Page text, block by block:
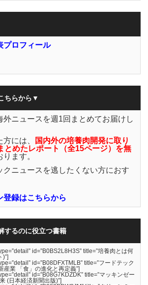
プロフィール
ちらから▼
外ニュースを週1回まとめてお届けし
には、
国内外の培養肉開発に取り
とめたレポート（全15ページ）を無
ます。
クニュースを逃したくない方におす
録はこちらから
するのに役立つ書籍
id=”B0BS2L8H3S” title=”培養肉とは何
)”]
id=”B08DFXTMLB” title=”フードテック
業 「食」の進化と再定義”]
id=”B08G7KDZDK” title=”マッキンゼー
(日本経済新聞出版)”]